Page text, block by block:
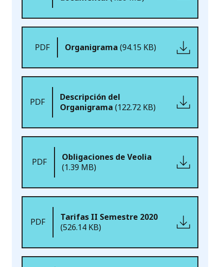
PDF Organigrama (94.15 KB)
PDF
Descripción del
Organigrama (122.72 KB)
PDF
Obligaciones de Veolia
(1.39 MB)
PDF
Tarifas II Semestre 2020
(526.14 KB)